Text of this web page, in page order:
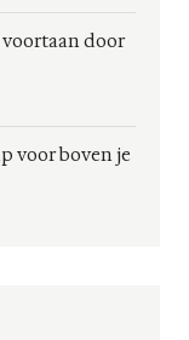
voortaan door
voor boven je